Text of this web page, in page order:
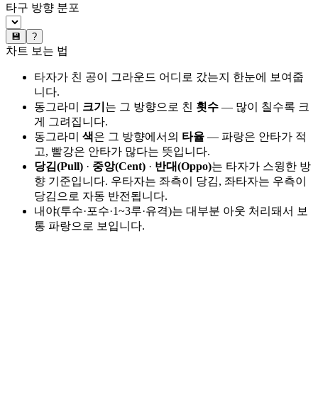
타구 방향 분포
💾 ?
차트 보는 법
타자가 친 공이 그라운드 어디로 갔는지 한눈에 보여줍
니다.
동그라미 크기 는 그 방향으로 친 횟수 — 많이 칠수록 크
게 그려집니다.
동그라미 색은 그 방향에서의 타율 — 파랑은 안타가 적
고, 빨강은 안타가 많다는 뜻입니다.
당김(Pull) · 중앙(Cent) · 반대(Oppo)는 타자가 스윙한 방
향 기준입니다. 우타자는 좌측이 당김, 좌타자는 우측이
당김으로 자동 반전됩니다.
내야(투수·포수·1~3루·유격)는 대부분 아웃 처리돼서 보
통 파랑으로 보입니다.